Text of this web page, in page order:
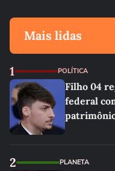
Mais lidas
1 POLÍTICA
Filho 04
federal
2 PLANETA